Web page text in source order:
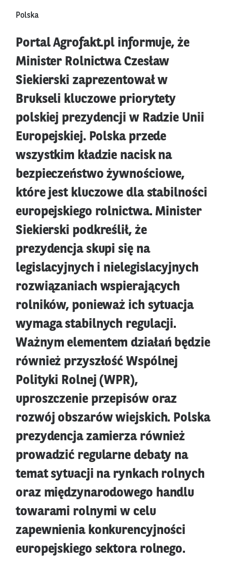
Polska
Portal Agrofakt.pl informuje, że
Minister Rolnictwa Czesław
Siekierski zaprezentował w
Brukseli kluczowe priorytety
polskiej prezydencji w Radzie Unii
Europejskiej. Polska przede
wszystkim kładzie nacisk na
bezpieczeństwo żywnościowe,
które jest kluczowe dla stabilności
europejskiego rolnictwa. Minister
Siekierski podkreślił, że
prezydencja skupi się na
legislacyjnych i nielegislacyjnych
rozwiązaniach wspierających
rolników, ponieważ ich sytuacja
wymaga stabilnych regulacji.
Ważnym elementem działań będzie
również przyszłość Wspólnej
Polityki Rolnej (WPR),
uproszczenie przepisów oraz
rozwój obszarów wiejskich. Polska
prezydencja zamierza również
prowadzić regularne debaty na
temat sytuacji na rynkach rolnych
oraz międzynarodowego handlu
towarami rolnymi w celu
zapewnienia konkurencyjności
europejskiego sektora rolnego.